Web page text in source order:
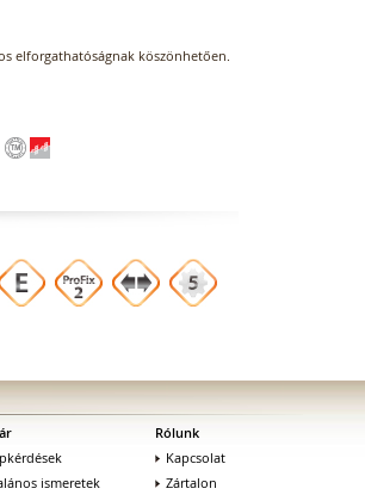
elforgathatóságnak köszönhetően.
ismeretek
Rólunk
Kapcsolat
Zártalon